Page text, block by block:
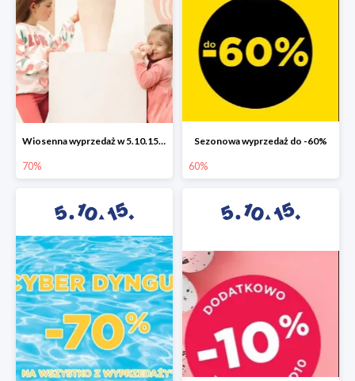
Wiosenna wyprzedaż w 5.10.15 do -70%
70%
Sezonowa wyprzedaż do -60%
60%